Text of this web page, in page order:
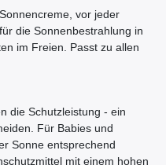
vor jeder
die Sonnenbestrahlung in
im Freien. Passt zu allen
die Schutzleistung - ein
Für Babies und
Sonne entsprechend
mit einem hohen